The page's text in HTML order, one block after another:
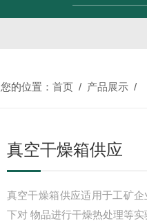
您的位置： 首页 / 产品展示 /
真空干燥箱供应
真空干燥箱供应适用于工矿
下对 物品进行干燥热处理等